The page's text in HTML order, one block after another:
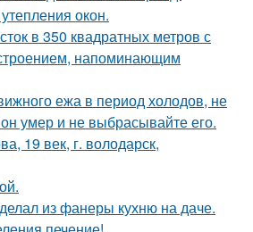
окон.
в 350 квадратных метров с
напоминающим
ежа в период холодов, не
умер и не выбрасывайте его.
19 век, г. володарск,
из фанеры кухню на даче.